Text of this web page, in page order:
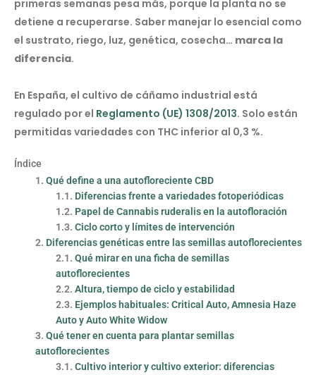
primeras semanas pesa más, porque la planta no se
detiene a recuperarse. Saber manejar lo esencial como
el sustrato, riego, luz, genética, cosecha… marca la
diferencia.
En España, el cultivo de cáñamo industrial está
regulado por el Reglamento (UE) 1308/2013. Solo están
permitidas variedades con THC inferior al 0,3 %.
Índice
Qué define a una autofloreciente CBD
Diferencias frente a variedades fotoperiódicas
Papel de Cannabis ruderalis en la autofloración
Ciclo corto y límites de intervención
Diferencias genéticas entre las semillas autoflorecientes
Qué mirar en una ficha de semillas
autoflorecientes
Altura, tiempo de ciclo y estabilidad
Ejemplos habituales: Critical Auto, Amnesia Haze
Auto y Auto White Widow
Qué tener en cuenta para plantar semillas
autoflorecientes
Cultivo interior y cultivo exterior: diferencias